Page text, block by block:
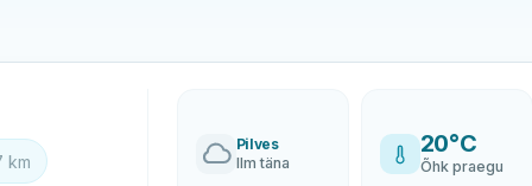
km
Pilves
Ilm täna
20°C
Õhk praegu